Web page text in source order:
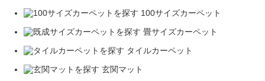
100サイズカーペット
畳サイズカーペット
タイルカーペット
玄関マット